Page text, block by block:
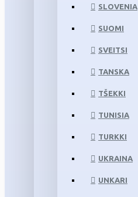
SLOVENIA
SUOMI
SVEITSI
TANSKA
TŠEKKI
TUNISIA
TURKKI
UKRAINA
UNKARI